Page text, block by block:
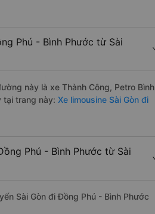
Phú - Bình Phước từ Sài
này là xe Thành Công, Petro Bình
tại trang này: Xe limousine Sài Gòn đi
Phú - Bình Phước từ Sài
Sài Gòn đi Đồng Phú - Bình Phước